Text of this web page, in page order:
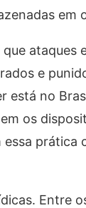
em
e
no
os
prática
Entre